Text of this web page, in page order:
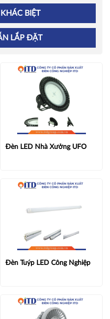
BIỆT
LẮP ĐẶT
Đèn LED Nhà Xưởng UFO
Đèn Tuýp LED Công Nghiệp